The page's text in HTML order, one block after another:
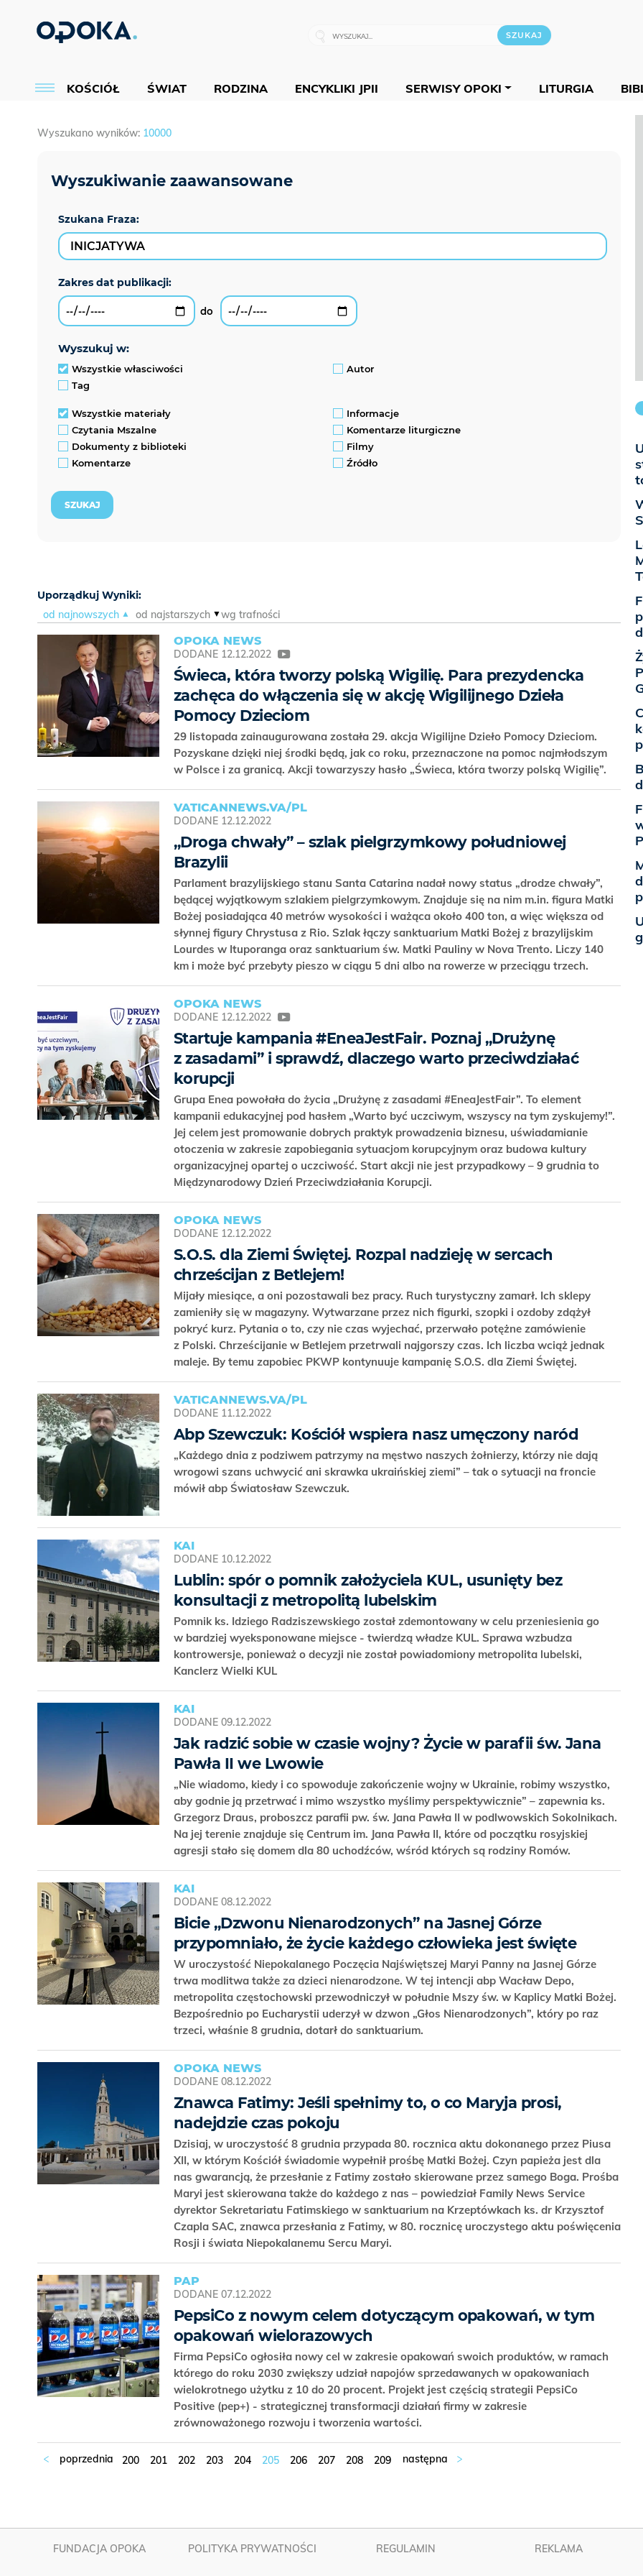
KOŚCIÓŁ ŚWIAT RODZINA ENCYKLIKI JPII SERWISY OPOKI LITURGIA
Wyszukano wyników: 10000
Szukana Fraza:
wyszukuj w:
Wszystkie własciwości
Autor
Tag
Wszystkie materiały
Informacje
Czytania Mszalne
Komentarze liturgiczne
Dokumenty z biblioteki
Filmy
Komentarze
Źródło
Uporządkuj Wyniki:
od najnowszych
od najstarszych wg trafności
OPOKA NEWS
DODANE 12.12.2022
Świeca, która tworzy polską Wigilię. Para prezydencka
zachęca do włączenia się w akcję Wigilijnego Dzieła
Pomocy Dzieciom
29 listopada zainaugurowana została 29. akcja Wigilijne Dzieło Pomocy Dzieciom.
Pozyskane dzięki niej środki będą, jak co roku, przeznaczone na pomoc najmłodszym
w Polsce i za granicą. Akcji towarzyszy hasło „Świeca, która tworzy polską Wigilię”.
VATICANNEWS.VA/PL
DODANE 12.12.2022
„Droga chwały” – szlak pielgrzymkowy południowej
Brazylii
Parlament brazylijskiego stanu Santa Catarina nadał nowy status „drodze chwały”,
będącej wyjątkowym szlakiem pielgrzymkowym. Znajduje się na nim m.in. figura Matki
Bożej posiadająca 40 metrów wysokości i ważąca około 400 ton, a więc większa od
słynnej figury Chrystusa z Rio. Szlak łączy sanktuarium Matki Bożej z brazylijskim
Lourdes w Ituporanga oraz sanktuarium św. Matki Pauliny w Nova Trento. Liczy 140
km i może być przebyty pieszo w ciągu 5 dni albo na rowerze w przeciągu trzech.
OPOKA NEWS
DODANE 12.12.2022
Startuje kampania #EneaJestFair. Poznaj „Drużynę
z zasadami” i sprawdź, dlaczego warto przeciwdziałać
korupcji
Grupa Enea powołała do życia „Drużynę z zasadami #EneaJestFair”. To element
kampanii edukacyjnej pod hasłem „Warto być uczciwym, wszyscy na tym zyskujemy!”.
Jej celem jest promowanie dobrych praktyk prowadzenia biznesu, uświadamianie
otoczenia w zakresie zapobiegania sytuacjom korupcyjnym oraz budowa kultury
organizacyjnej opartej o uczciwość. Start akcji nie jest przypadkowy – 9 grudnia to
Międzynarodowy Dzień Przeciwdziałania Korupcji.
OPOKA NEWS
DODANE 12.12.2022
S.O.S. dla Ziemi Świętej. Rozpal nadzieję w sercach
chrześcijan z Betlejem!
Mijały miesiące, a oni pozostawali bez pracy. Ruch turystyczny zamarł. Ich sklepy
zamieniły się w magazyny. Wytwarzane przez nich figurki, szopki i ozdoby zdążył
pokryć kurz. Pytania o to, czy nie czas wyjechać, przerwało potężne zamówienie
z Polski. Chrześcijanie w Betlejem przetrwali najgorszy czas. Ich liczba wciąż jednak
maleje. By temu zapobiec PKWP kontynuuje kampanię S.O.S. dla Ziemi Świętej.
VATICANNEWS.VA/PL
DODANE 11.12.2022
Abp Szewczuk: Kościół wspiera nasz umęczony naród
„Każdego dnia z podziwem patrzymy na męstwo naszych żołnierzy, którzy nie dają
wrogowi szans uchwycić ani skrawka ukraińskiej ziemi” – tak o sytuacji na froncie
mówił abp Światosław Szewczuk.
KAI
DODANE 10.12.2022
Lublin: spór o pomnik założyciela KUL, usunięty bez
konsultacji z metropolitą lubelskim
Pomnik ks. Idziego Radziszewskiego został zdemontowany w celu przeniesienia go
w bardziej wyeksponowane miejsce - twierdzą władze KUL. Sprawa wzbudza
kontrowersje, ponieważ o decyzji nie został powiadomiony metropolita lubelski,
Kanclerz Wielki KUL
KAI
DODANE 09.12.2022
Jak radzić sobie w czasie wojny? Życie w parafii św. Jana
Pawła II we Lwowie
„Nie wiadomo, kiedy i co spowoduje zakończenie wojny w Ukrainie, robimy wszystko,
aby godnie ją przetrwać i mimo wszystko myślimy perspektywicznie” – zapewnia ks.
Grzegorz Draus, proboszcz parafii pw. św. Jana Pawła II w podlwowskich Sokolnikach.
Na jej terenie znajduje się Centrum im. Jana Pawła II, które od początku rosyjskiej
agresji stało się domem dla 80 uchodźców, wśród których są rodziny Romów.
KAI
DODANE 08.12.2022
Bicie „Dzwonu Nienarodzonych” na Jasnej Górze
przypomniało, że życie każdego człowieka jest święte
W uroczystość Niepokalanego Poczęcia Najświętszej Maryi Panny na Jasnej Górze
trwa modlitwa także za dzieci nienarodzone. W tej intencji abp Wacław Depo,
metropolita częstochowski przewodniczył w południe Mszy św. w Kaplicy Matki Bożej.
Bezpośrednio po Eucharystii uderzył w dzwon „Głos Nienarodzonych”, który po raz
trzeci, właśnie 8 grudnia, dotarł do sanktuarium.
OPOKA NEWS
DODANE 08.12.2022
Znawca Fatimy: Jeśli spełnimy to, o co Maryja prosi,
nadejdzie czas pokoju
Dzisiaj, w uroczystość 8 grudnia przypada 80. rocznica aktu dokonanego przez Piusa
XII, w którym Kościół świadomie wypełnił prośbę Matki Bożej. Czyn papieża jest dla
nas gwarancją, że przesłanie z Fatimy zostało skierowane przez samego Boga. Prośba
Maryi jest skierowana także do każdego z nas – powiedział Family News Service
dyrektor Sekretariatu Fatimskiego w sanktuarium na Krzeptówkach ks. dr Krzysztof
Czapla SAC, znawca przesłania z Fatimy, w 80. rocznicę uroczystego aktu poświęcenia
Rosji i świata Niepokalanemu Sercu Maryi.
PAP
DODANE 07.12.2022
PepsiCo z nowym celem dotyczącym opakowań, w tym
opakowań wielorazowych
Firma PepsiCo ogłosiła nowy cel w zakresie opakowań swoich produktów, w ramach
którego do roku 2030 zwiększy udział napojów sprzedawanych w opakowaniach
wielokrotnego użytku z 10 do 20 procent. Projekt jest częścią strategii PepsiCo
Positive (pep+) - strategicznej transformacji działań firmy w zakresie
zrównoważonego rozwoju i tworzenia wartości.
200 201 202 203 204 205 206 207 208 209
FUNDACJA OPOKA POLITYKA PRYWATNOŚCI REGULAMIN REKLAMA